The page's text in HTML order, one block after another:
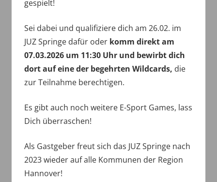
gespielt!
Sei dabei und qualifiziere dich am 26.02. im
JUZ Springe dafür oder komm direkt am
07.03.2026 um 11:30 Uhr und bewirbt dich
dort auf eine der begehrten Wildcards, die
zur Teilnahme berechtigen.
Es gibt auch noch weitere E-Sport Games, lass
Dich überraschen!
Als Gastgeber freut sich das JUZ Springe nach
2023 wieder auf alle Kommunen der Region
Hannover!